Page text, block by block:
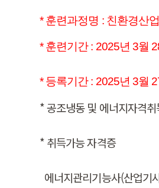
* 훈련과정명 : 친환경산
* 훈련기간 : 2025년 3월
* 등록기간 : 2025년 3월
* 공조냉동 및 에너지자격
* 취득가능 자격증
에너지관리기능사(산업기